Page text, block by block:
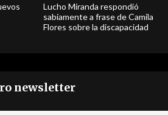
Lucho Miranda respondió
sabiamente a frase de Camila
Flores sobre la discapacidad
newsletter